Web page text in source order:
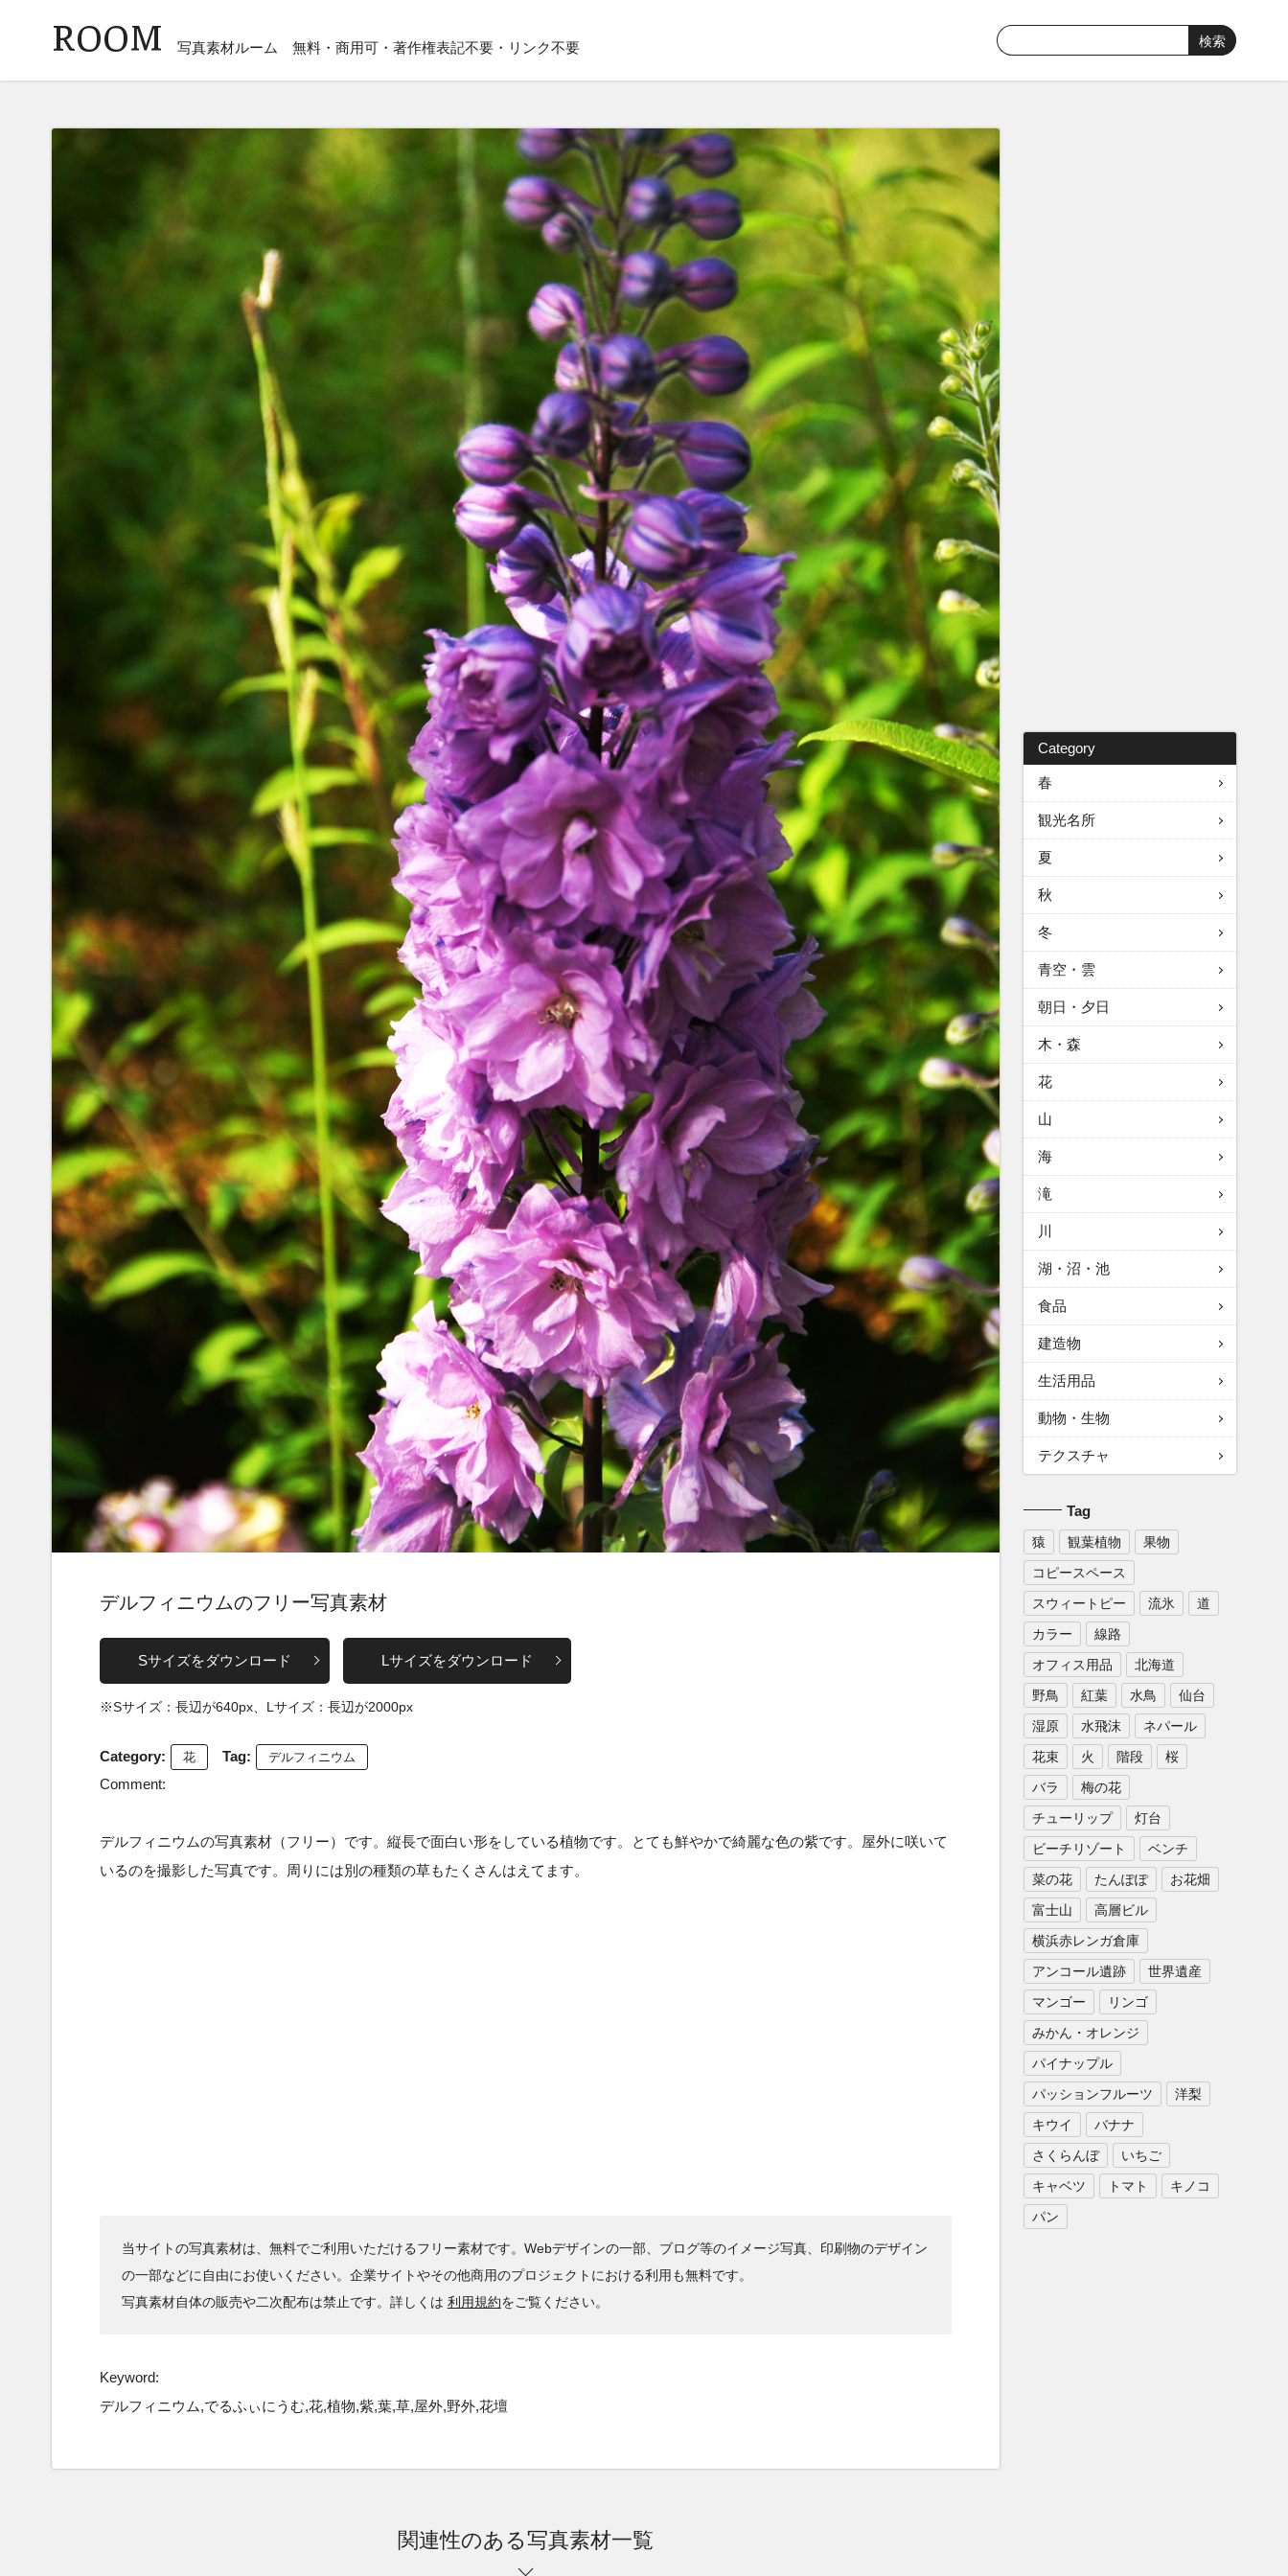
ROOM 写真素材ルーム 無料・商用可・著作権表記不要・リンク不要
デルフィニウムのフリー写真素材
Sサイズをダウンロード Lサイズをダウンロード
※Sサイズ：長辺が640px、Lサイズ：長辺が2000px
Category: 花 Tag: デルフィニウム
Comment:
デルフィニウムの写真素材（フリー）です。縦長で面白い形をしている植物です。とても鮮やかで綺麗な色の紫です。屋外に咲いて
いるのを撮影した写真です。周りには別の種類の草もたくさんはえてます。
当サイトの写真素材は、無料でご利用いただけるフリー素材です。Webデザインの一部、ブログ等のイメージ写真、印刷物のデザイン
の一部などに自由にお使いください。企業サイトやその他商用のプロジェクトにおける利用も無料です。
写真素材自体の販売や二次配布は禁止です。詳しくは 利用規約をご覧ください。
Keyword:
デルフィニウム,でるふぃにうむ,花,植物,紫,葉,草,屋外,野外,花壇
関連性のある写真素材一覧
Category
春
観光名所
夏
秋
冬
青空・雲
朝日・夕日
木・森
花
山
海
滝
川
湖・沼・池
食品
建造物
生活用品
動物・生物
テクスチャ
Tag
猿 観葉植物
果物
コピースペース
スウィートピー
流氷
道
カラー
線路
オフィス用品
北海道
野鳥
紅葉 水鳥
仙台
湿原
水飛沫
ネパール
花束
火 階段
桜
バラ
梅の花
チューリップ
灯台
ビーチリゾート
ベンチ
菜の花
たんぽぽ
お花畑
富士山
高層ビル
横浜赤レンガ倉庫
アンコール遺跡
世界遺産
マンゴー
リンゴ
みかん・オレンジ
パイナップル
パッションフルーツ
洋梨
キウイ
バナナ
さくらんぼ
いちご
キャベツ
トマト
キノコ
パン